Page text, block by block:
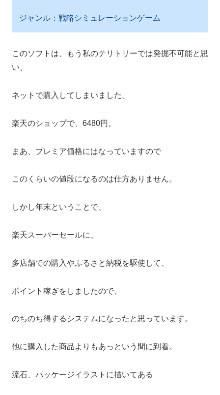
ジャンル：戦略シミュレーションゲーム
このソフトは、もう私のテリトリーでは発掘不可能と思
い、
ネットで購入してしまいました。
楽天のショップで、6480円。
まあ、プレミア価格にはなっていますので
このくらいの値段になるのは仕方ありません。
しかし年末ということで、
楽天スーパーセールに、
多店舗での購入やふるさと納税を駆使して、
ポイント稼ぎをしましたので、
のちのち得するシステムになったと思っています。
他に購入した商品よりもあっという間に到着。
流石、パッケージイラストに描いてある